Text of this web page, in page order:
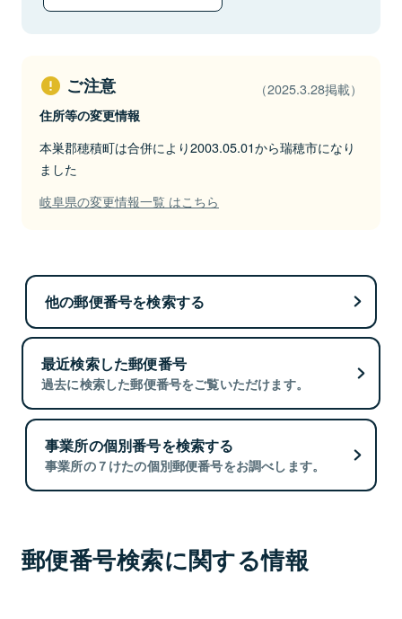
ご注意 （2025.3.28掲載）
住所等の変更情報
本巣郡穂積町は合併により2003.05.01から瑞穂市になり
ました
岐阜県の変更情報一覧 はこちら
他の郵便番号を検索する
最近検索した郵便番号
過去に検索した郵便番号をご覧いただけます。
事業所の個別番号を検索する
事業所の７けたの個別郵便番号をお調べします。
郵便番号検索に関する情報